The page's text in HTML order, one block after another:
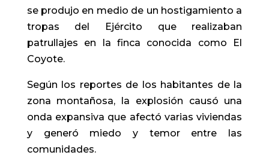
se produjo en medio de un hostigamiento a
tropas del Ejército que realizaban
patrullajes en la finca conocida como El
Coyote.
Según los reportes de los habitantes de la
zona montañosa, la explosión causó una
onda expansiva que afectó varias viviendas
y generó miedo y temor entre las
comunidades.